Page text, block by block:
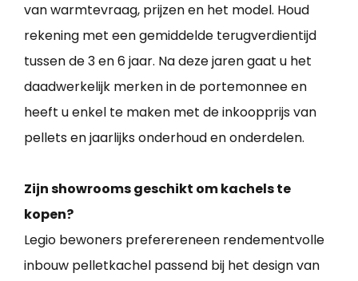
van warmtevraag, prijzen en het model. Houd
rekening met een gemiddelde terugverdientijd
tussen de 3 en 6 jaar. Na deze jaren gaat u het
daadwerkelijk merken in de portemonnee en
heeft u enkel te maken met de inkoopprijs van
pellets en jaarlijks onderhoud en onderdelen.
Zijn showrooms geschikt om kachels te
kopen?
Legio bewoners preferereneen rendementvolle
inbouw pelletkachel passend bij het design van